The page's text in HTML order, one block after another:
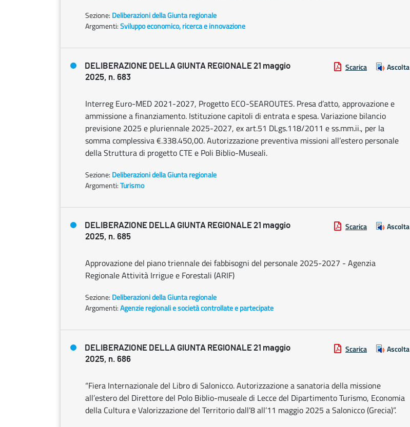
Sezione: Deliberazioni della Giunta regionale
Argomenti:Sviluppo economico, ricerca e innovazione
DELIBERAZIONE DELLA GIUNTA REGIONALE 21 maggio
2025, n. 683
Scarica Ascolta
Interreg Euro-MED 2021-2027, Progetto ECO-SEAROUTES. Presa d’atto, approvazione e
ammissione a finanziamento. Istituzione capitoli di entrata e spesa. Variazione bilancio
previsione 2025 e pluriennale 2025-2027, ex art.51 DLgs.118/2011 e ss.mm.ii., per la
somma complessiva €.338.450,00. Autorizzazione preventiva missioni all’estero personale
della Struttura di progetto CTE e Poli Biblio-Museali.
Sezione: Deliberazioni della Giunta regionale
Argomenti:Turismo
DELIBERAZIONE DELLA GIUNTA REGIONALE 21 maggio
2025, n. 685
Scarica Ascolta
Approvazione del piano triennale dei fabbisogni del personale 2025-2027 - Agenzia
Regionale Attività Irrigue e Forestali (ARIF)
Sezione: Deliberazioni della Giunta regionale
Argomenti:Agenzie regionali e società controllate e partecipate
DELIBERAZIONE DELLA GIUNTA REGIONALE 21 maggio
2025, n. 686
Scarica Ascolta
“Fiera Internazionale del Libro di Salonicco. Autorizzazione a sanatoria della missione
all’estero del Direttore del Polo Biblio-museale di Lecce del Dipartimento Turismo, Economia
della Cultura e Valorizzazione del Territorio dall’8 all’11 maggio 2025 a Salonicco (Grecia)”.